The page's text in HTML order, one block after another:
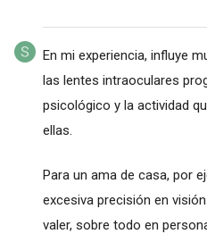
En mi experiencia, influye
las lentes intraoculares
psicológico y la actividad
ellas.
Para un ama de casa, por
excesiva precisión en
valer, sobre todo en